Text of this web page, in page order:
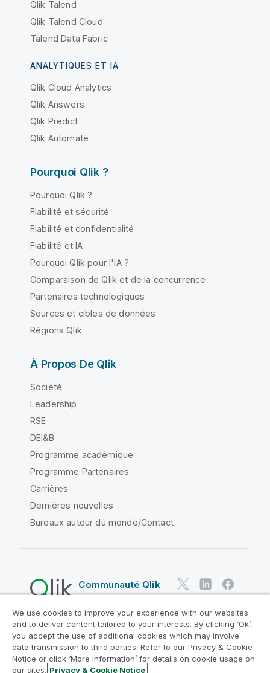
Qlik Talend
Qlik Talend Cloud
Talend Data Fabric
ANALYTIQUES ET IA
Qlik Cloud Analytics
Qlik Answers
Qlik Predict
Qlik Automate
Pourquoi Qlik ?
Pourquoi Qlik ?
Fiabilité et sécurité
Fiabilité et confidentialité
Fiabilité et IA
Pourquoi Qlik pour l'IA ?
Comparaison de Qlik et de la concurrence
Partenaires technologiques
Sources et cibles de données
Régions Qlik
À Propos De Qlik
Société
Leadership
RSE
DEI&B
Programme académique
Programme Partenaires
Carrières
Dernières nouvelles
Bureaux autour du monde/Contact
Communauté Qlik
Contrats juridiques
Conditions d'utilisation des produits
Legal Policies
Conditions légales
Conditions d'utilisation
Marques
We use cookies to improve your experience with our websites
and to deliver content tailored to your interests. By clicking ‘Ok’,
you accept the use of additional cookies which may involve
data transmission to third parties. Refer to our Privacy & Cookie
Notice or click ‘More Information’ for details on cookie usage on
our sites. Privacy & Cookie Notice